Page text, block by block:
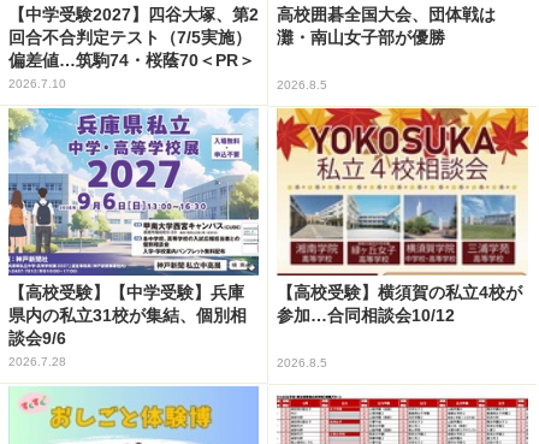
【中学受験2027】四谷大塚、第2
回合不合判定テスト（7/5実施）
偏差値…筑駒74・桜蔭70＜PR＞
2026.7.10
高校囲碁全国大会、団体戦は
灘・南山女子部が優勝
2026.8.5
【高校受験】【中学受験】兵庫
県内の私立31校が集結、個別相
談会9/6
2026.7.28
【高校受験】横須賀の私立4校が
参加…合同相談会10/12
2026.8.5